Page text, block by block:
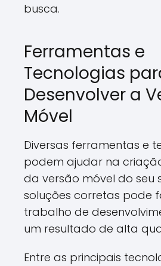
busca.
Ferramentas e
Tecnologias
Desenvolver a
Móvel
Diversas ferramentas e
podem ajudar na
da versão móvel do seu
soluções corretas pode
trabalho de
um resultado de alta
Entre as principais